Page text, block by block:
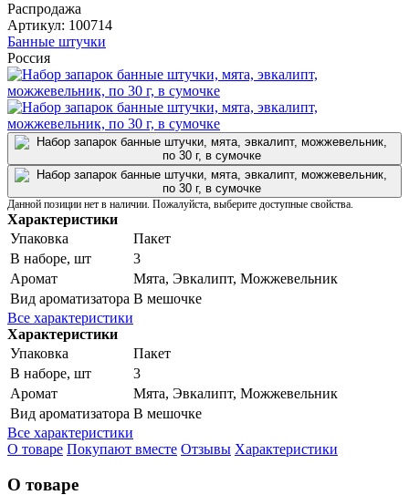
Распродажа
Артикул: 100714
Банные штучки
Россия
Данной позиции нет в наличии. Пожалуйста, выберите доступные свойства.
Характеристики
Упаковка
Пакет
В наборе, шт
3
Аромат
Мята, Эвкалипт, Можжевельник
Вид ароматизатора В мешочке
Все характеристики
Характеристики
Упаковка
Пакет
В наборе, шт
3
Аромат
Мята, Эвкалипт, Можжевельник
Вид ароматизатора В мешочке
Все характеристики
О товаре Покупают вместе Отзывы Характеристики
О товаре